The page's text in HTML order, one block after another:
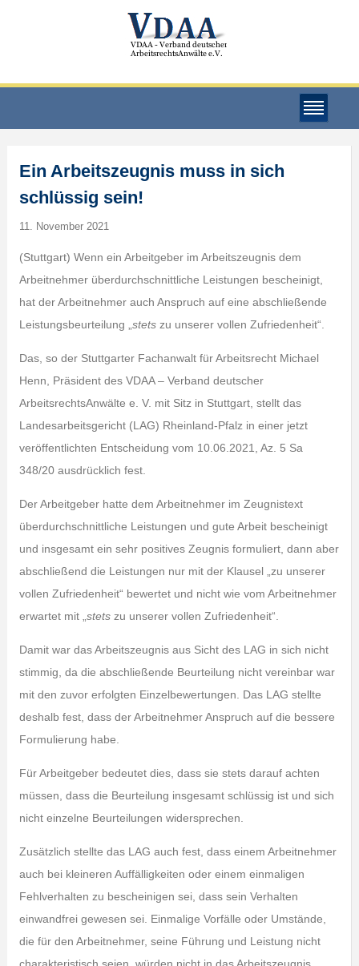
Ein Arbeitszeugnis muss in sich
schlüssig sein!
11. November 2021
(Stuttgart) Wenn ein Arbeitgeber im Arbeitszeugnis dem
Arbeitnehmer überdurchschnittliche Leistungen bescheinigt,
hat der Arbeitnehmer auch Anspruch auf eine abschließende
Leistungsbeurteilung „ stets zu unserer vollen Zufriedenheit“.
Das, so der Stuttgarter Fachanwalt für Arbeitsrecht Michael
Henn, Präsident des VDAA – Verband deutscher
ArbeitsrechtsAnwälte e. V. mit Sitz in Stuttgart, stellt das
Landesarbeitsgericht (LAG) Rheinland-Pfalz in einer jetzt
veröffentlichten Entscheidung vom 10.06.2021, Az. 5 Sa
348/20 ausdrücklich fest.
Der Arbeitgeber hatte dem Arbeitnehmer im Zeugnistext
überdurchschnittliche Leistungen und gute Arbeit bescheinigt
und insgesamt ein sehr positives Zeugnis formuliert, dann aber
abschließend die Leistungen nur mit der Klausel „zu unserer
vollen Zufriedenheit“ bewertet und nicht wie vom Arbeitnehmer
erwartet mit „ stetszu unserer vollen Zufriedenheit“.
Damit war das Arbeitszeugnis aus Sicht des LAG in sich nicht
stimmig, da die abschließende Beurteilung nicht vereinbar war
mit den zuvor erfolgten Einzelbewertungen. Das LAG stellte
deshalb fest, dass der Arbeitnehmer Anspruch auf die bessere
Formulierung habe.
Für Arbeitgeber bedeutet dies, dass sie stets darauf achten
müssen, dass die Beurteilung insgesamt schlüssig ist und sich
nicht einzelne Beurteilungen widersprechen.
Zusätzlich stellte das LAG auch fest, dass einem Arbeitnehmer
auch bei kleineren Auffälligkeiten oder einem einmaligen
Fehlverhalten zu bescheinigen sei, dass sein Verhalten
einwandfrei gewesen sei. Einmalige Vorfälle oder Umstände,
die für den Arbeitnehmer, seine Führung und Leistung nicht